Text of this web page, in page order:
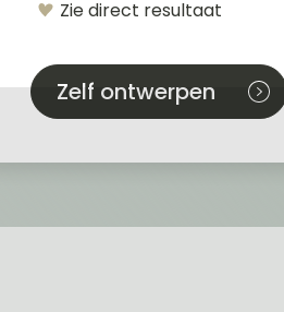
Zie direct resultaat
Zelf ontwerpen